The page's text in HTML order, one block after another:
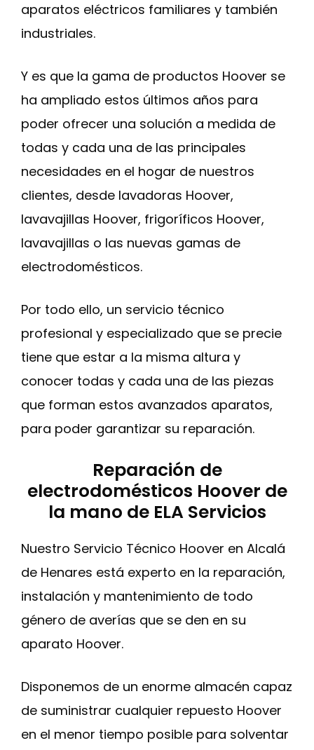
aparatos eléctricos familiares y también
industriales.
Y es que la gama de productos Hoover se
ha ampliado estos últimos años para
poder ofrecer una solución a medida de
todas y cada una de las principales
necesidades en el hogar de nuestros
clientes, desde lavadoras Hoover,
lavavajillas Hoover, frigoríficos Hoover,
lavavajillas o las nuevas gamas de
electrodomésticos.
Por todo ello, un servicio técnico
profesional y especializado que se precie
tiene que estar a la misma altura y
conocer todas y cada una de las piezas
que forman estos avanzados aparatos,
para poder garantizar su reparación.
Reparación de
electrodomésticos Hoover de
la mano de ELA Servicios
Nuestro Servicio Técnico Hoover en Alcalá
de Henares está experto en la reparación,
instalación y mantenimiento de todo
género de averías que se den en su
aparato Hoover.
Disponemos de un enorme almacén capaz
de suministrar cualquier repuesto Hoover
en el menor tiempo posible para solventar